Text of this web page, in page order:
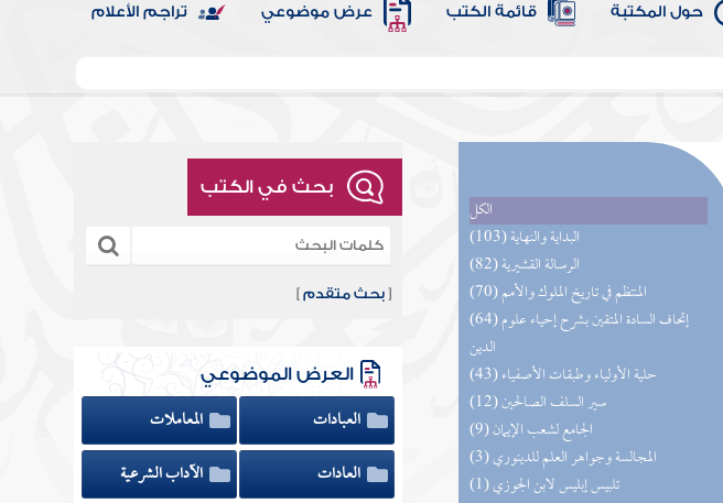
حول المكتبة قائمة الكتب عرض موضوعي تراجم الأعلام
الكل
(103) البداية والنهاية
(82) الرسالة القشيرية
(70) المنتظم في تاريخ الملوك والأمم
(64) إتحاف السادة المتقين بشرح إحياء علوم
الدين
(43) حلية الأولياء وطبقات الأصفياء
(12) سير السلف الصالحين
(9) الجامع لشعب الإيمان
(3) المجالسة وجواهر العلم للدينوري
(1) تلبيس إبليس لابن الجوزي
بحث في الكتب
[بحث متقدم ]
العرض الموضوعي
العبادات
المعاملات
العادات
الآداب الشرعية